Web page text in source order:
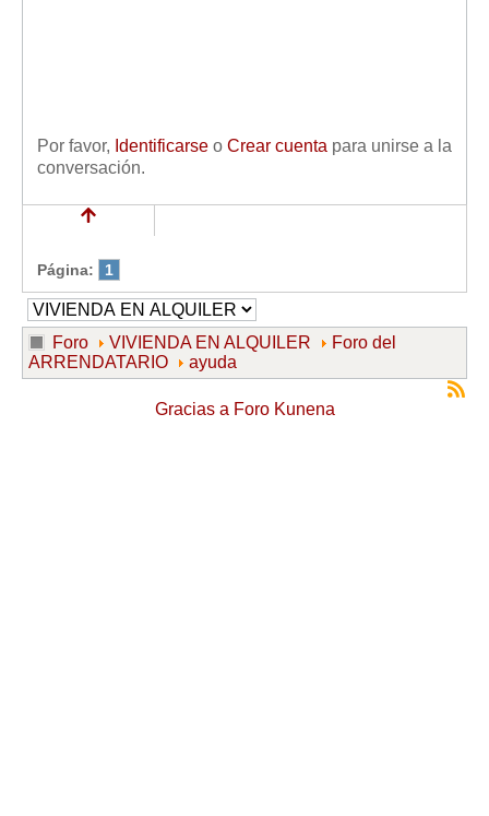
Por favor, Identificarse o Crear cuenta para unirse a la
conversación.
Página: 1
Foro VIVIENDA EN ALQUILER
Foro del
ARRENDATARIO
ayuda
Gracias a Foro Kunena